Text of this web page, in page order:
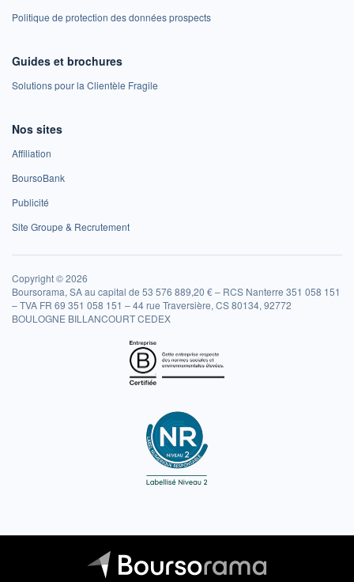
Politique de protection des données prospects
Guides et brochures
Solutions pour la Clientèle Fragile
Nos sites
Affiliation
BoursoBank
Publicité
Site Groupe & Recrutement
Copyright © 2026
Boursorama, SA au capital de 53 576 889,20 € – RCS Nanterre 351 058 151
– TVA FR 69 351 058 151 – 44 rue Traversière, CS 80134, 92772
BOULOGNE BILLANCOURT CEDEX